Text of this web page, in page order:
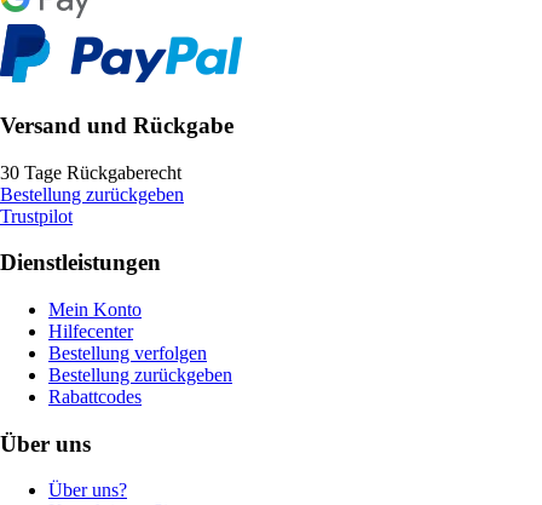
Versand und Rückgabe
30 Tage Rückgaberecht
Bestellung zurückgeben
Trustpilot
Dienstleistungen
Mein Konto
Hilfecenter
Bestellung verfolgen
Bestellung zurückgeben
Rabattcodes
Über uns
Über uns?